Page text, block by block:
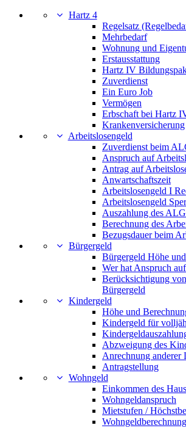
Hartz 4
Regelsatz
Mehrbedarf
Wohnung und
Erstausstattung
Hartz IV
Zuverdienst
Ein Euro Job
Vermögen
Erbschaft bei Hartz
Krankenversicherung
Arbeitslosengeld
Zuverdienst beim
Anspruch auf
Antrag auf
Anwartschaftszeit
Arbeitslosengeld I
Arbeitslosengeld
Auszahlung des
Berechnung des
Bezugsdauer beim
Bürgergeld
Bürgergeld Höhe
Wer hat Anspruch
Berücksichtigung
Bürgergeld
Kindergeld
Höhe und
Kindergeld für
Abzweigung des
Anrechnung anderer
Antragstellung
Wohngeld
Einkommen des
Wohngeldanspruch
Mietstufen /
Wohngeldberechnung